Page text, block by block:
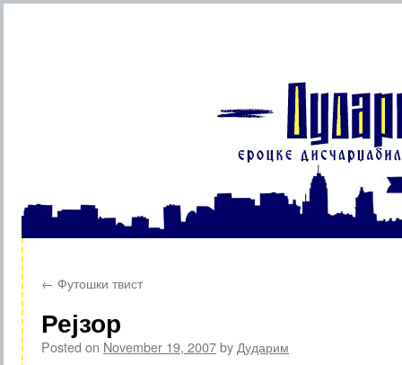
content
← Футошки твист
Рејзор
Posted on November 19, 2007by Дударим